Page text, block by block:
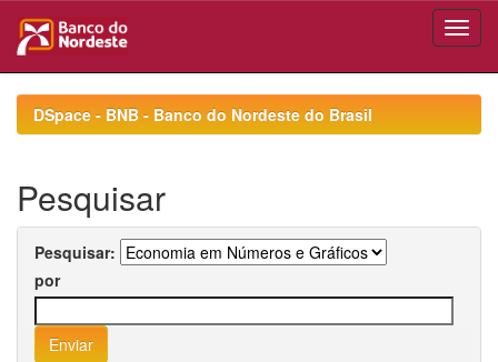
navigationDSpace - BNB - Banco do Nordeste do Brasil
Pesquisar
Pesquisar:
por